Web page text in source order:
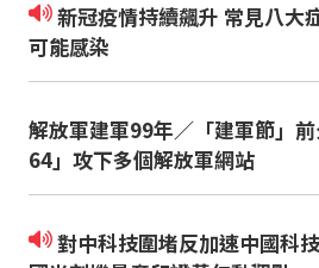
新冠疫情持續飆升 常見八大症狀 沒發燒也
可能感染
解放軍建軍99年／「建軍節」
64」攻下多個解放軍網站
對中科技圍堵反加速中國科技自主？！中